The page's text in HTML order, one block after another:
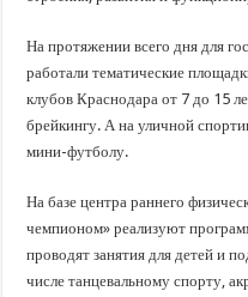
На протяжении всего дня для
работали тематические
клубов Краснодара от 7 до 15
брейкингу. А на уличной
мини-футболу.
На базе центра раннего
чемпионом» реализуют
проводят занятия для детей и
числе танцевальному спорту,